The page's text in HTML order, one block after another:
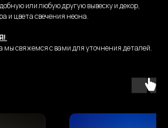
или любую другую вывеску и декор,
и цвета свечения неона.
мы свяжемся с вами для уточнения деталей.